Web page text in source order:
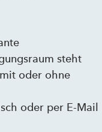
steht
oder ohne
oder per E-Mail